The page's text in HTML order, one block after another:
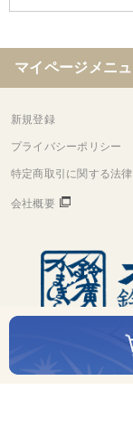
マイページメニ
新規登録
プライバシーポリシー
特定商取引に関する法
会社概要
Copyright